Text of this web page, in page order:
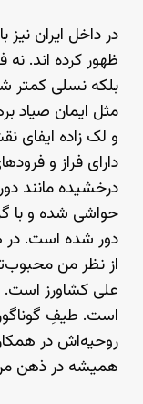
در داخل ایران نیز
ظهور کرده اند.
بلکه نسلی کمتر
مثل ایمان صیاد
و لک زاده ایفای
دارای فراز و
درخشیده مانند
حواشی شده و با
دور شده است. در
از نظر من
علی کشاورز است.
است. طیفِ
روحیه‌اش در
همیشه در ذهن